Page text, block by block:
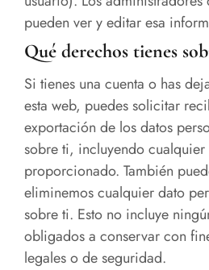
pueden ver y editar esa
Qué derechos tienes
Si tienes una cuenta o has
esta web, puedes solicitar
exportación de los datos
sobre ti, incluyendo cualquier
proporcionado. También
eliminemos cualquier dato
sobre ti. Esto no incluye
obligados a conservar con
legales o de seguridad.